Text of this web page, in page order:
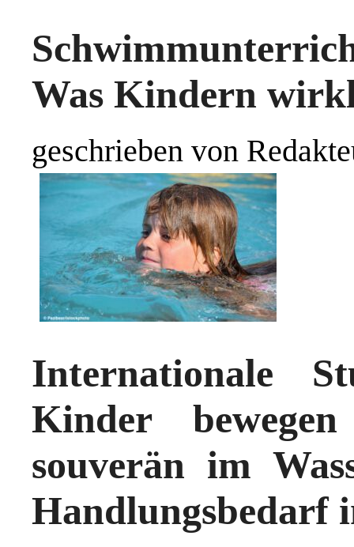
Was Kindern
geschrieben von
Internationale
Kinder
souverän im
Handlungsbedarf